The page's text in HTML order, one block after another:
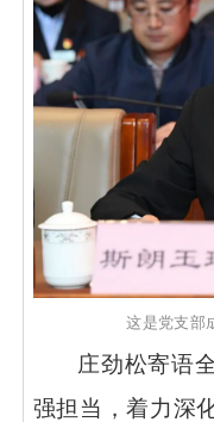
这是党支部
庄劲松寄语
强担当，着力深